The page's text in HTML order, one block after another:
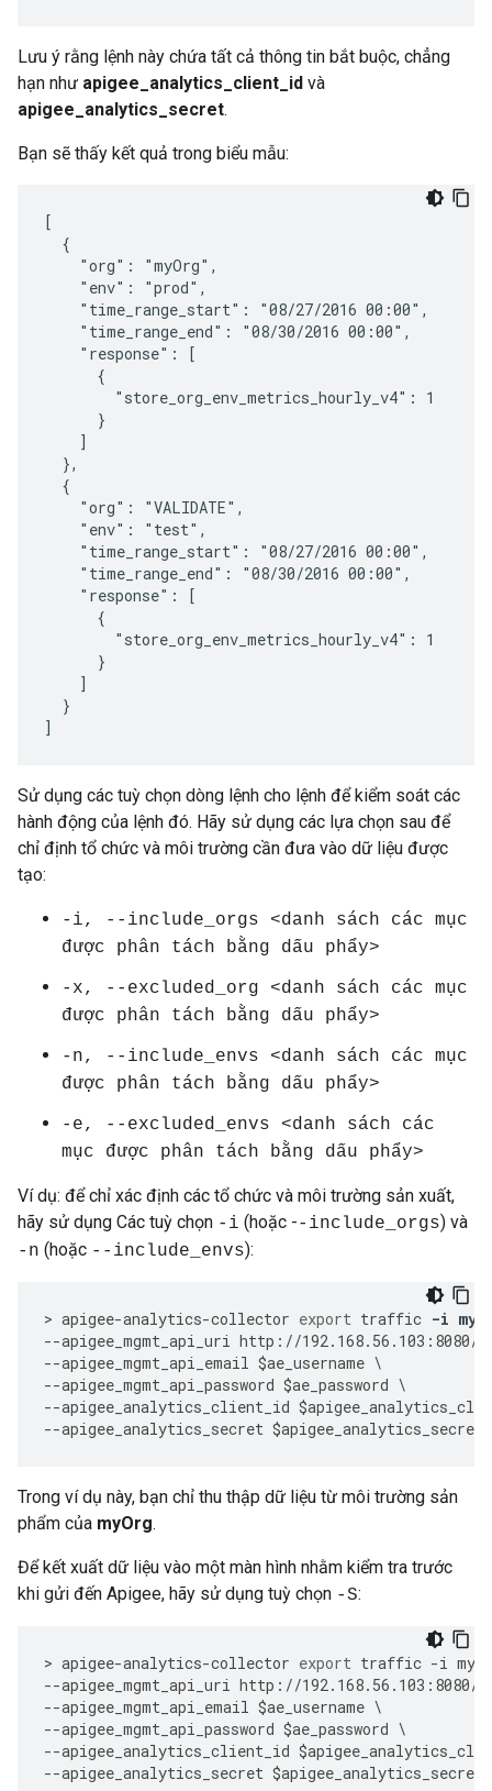
Lưu ý rằng lệnh này chứa tất cả thông tin bắt buộc, chẳng
hạn như apigee_analytics_client_id và
apigee_analytics_secret.
Bạn sẽ thấy kết quả trong biểu mẫu:
[
  {
    "org": "myOrg",
    "env": "prod",
    "time_range_start": "08/27/2016 00:00",
    "time_range_end": "08/30/2016 00:00",
    "response": [
      {
        "store_org_env_metrics_hourly_v4": 1
      }
    ]
  },
  {
    "org": "VALIDATE",
    "env": "test",
    "time_range_start": "08/27/2016 00:00",
    "time_range_end": "08/30/2016 00:00",
    "response": [
      {
        "store_org_env_metrics_hourly_v4": 1
      }
    ]
  }
]
Sử dụng các tuỳ chọn dòng lệnh cho lệnh để kiểm soát các
hành động của lệnh đó. Hãy sử dụng các lựa chọn sau để
chỉ định tổ chức và môi trường cần đưa vào dữ liệu được
tạo:
-i, --include_orgs <danh sách các mục
được phân tách bằng dấu phẩy>
-x, --excluded_org <danh sách các mục
được phân tách bằng dấu phẩy>
-n, --include_envs <danh sách các mục
được phân tách bằng dấu phẩy>
-e, --excluded_envs <danh sách các
mục được phân tách bằng dấu phẩy>
Ví dụ: để chỉ xác định các tổ chức và môi trường sản xuất,
hãy sử dụng Các tuỳ chọn -i (hoặc --include_orgs) và
-n (hoặc --include_envs):
> apigee-analytics-collector export traffic -i
--apigee_mgmt_api_uri http : //192.168. 56.103 : 8080/
--apigee_mgmt_api_email $ae_username
--apigee_mgmt_api_password $ae_password
--apigee_analytics_client_id $
--apigee_analytics_secret $apigee_analytics_secret
Trong ví dụ này, bạn chỉ thu thập dữ liệu từ môi trường sản
phẩm của myOrg.
Để kết xuất dữ liệu vào một màn hình nhằm kiểm tra trước
khi gửi đến Apigee, hãy sử dụng tuỳ chọn -S:
> apigee-analytics-collector export traffic -i
--apigee_mgmt_api_uri http : //192.168. 56.103 : 8080/
--apigee_mgmt_api_email $ae_username
--apigee_mgmt_api_password $ae_password
--apigee_analytics_client_id $
--apigee_analytics_secret $apigee_analytics_secret